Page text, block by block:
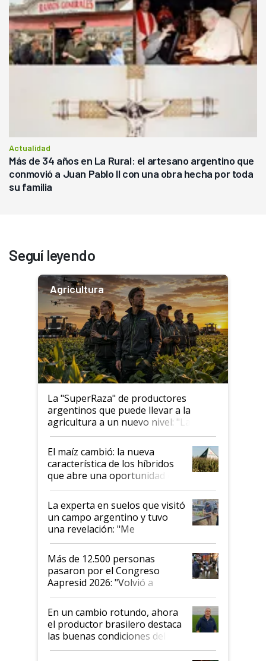
Actualidad
Más de 34 años en La Rural: el artesano argentino que
conmovió a Juan Pablo II con una obra hecha por toda
su familia
Seguí leyendo
Agricultura
La "SuperRaza" de productores
argentinos que puede llevar a la
agricultura a un nuevo nivel: "Las
posibilidades de crecimiento son
infinitas"
El maíz cambió: la nueva
característica de los híbridos
que abre una oportunidad en
el lote
La experta en suelos que visitó
un campo argentino y tuvo
una revelación: "Me
impresionó mucho"
Más de 12.500 personas
pasaron por el Congreso
Aapresid 2026: "Volvió a
demostrar que hablar del
suelo es hablar de todo el
sistema productivo"
En un cambio rotundo, ahora
el productor brasilero destaca
las buenas condiciones del
agro argentino para invertir: